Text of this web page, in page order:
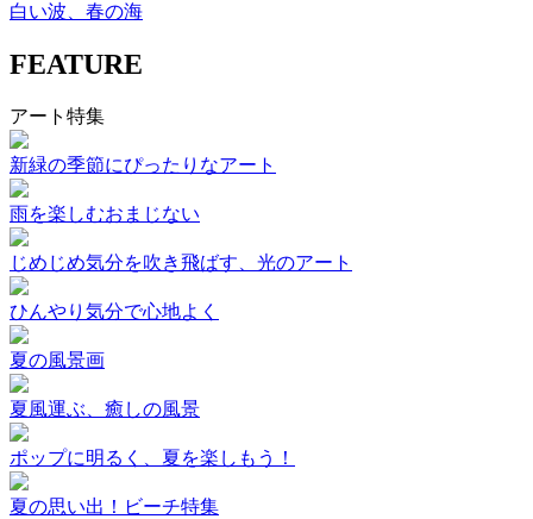
白い波、春の海
FEATURE
アート特集
新緑の季節にぴったりなアート
雨を楽しむおまじない
じめじめ気分を吹き飛ばす、光のアート
ひんやり気分で心地よく
夏の風景画
夏風運ぶ、癒しの風景
ポップに明るく、夏を楽しもう！
夏の思い出！ビーチ特集